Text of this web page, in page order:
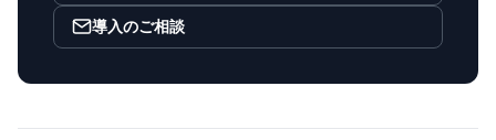
導入のご相談